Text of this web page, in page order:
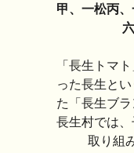
甲、一松丙、
「長生トマ
った長生と
た「長生ブラ
長生村では
取り組